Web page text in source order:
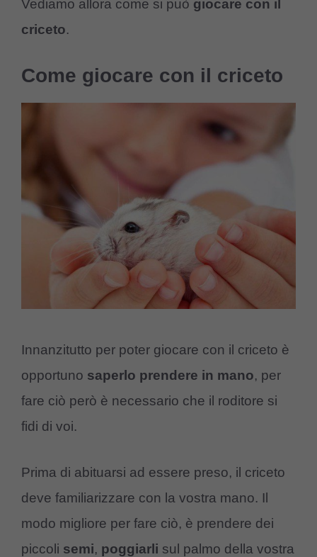
Vediamo allora come si può giocare con il
criceto.
Come giocare con il criceto
Innanzitutto per poter giocare con il criceto è
opportuno saperlo prendere in mano, per
fare ciò però è necessario che il roditore si
fidi di voi.
Prima di abituarsi ad essere preso, il criceto
deve familiarizzare con la vostra mano. Il
modo migliore per fare ciò, è prendere dei
piccoli semi, poggiarli sul palmo della vostra